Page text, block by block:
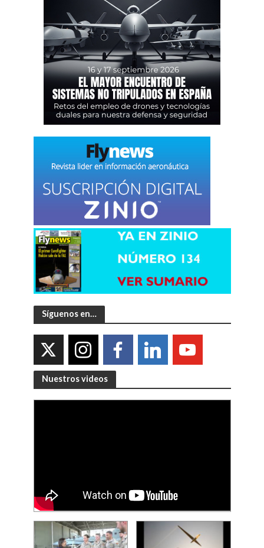
Síguenos en…
Nuestros videos